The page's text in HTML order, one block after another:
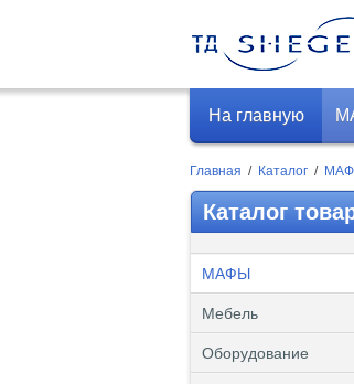
На главную
Главная / Каталог /
Каталог
МАФЫ
Мебель
Оборудование